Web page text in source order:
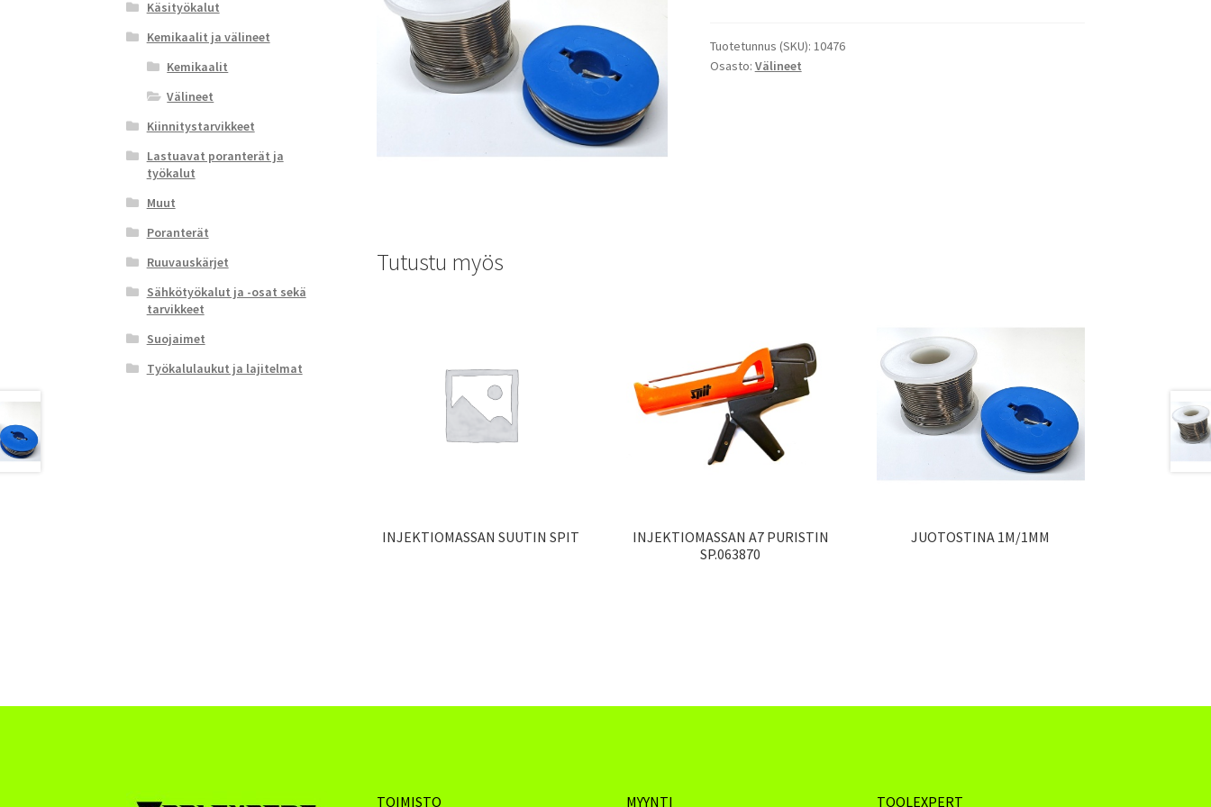
Tuotetunnus (SKU): 10476
Osasto: Välineet
Tutustu myös
INJEKTIOMASSAN SUUTIN SPIT
INJEKTIOMASSAN A7 PURISTIN
SP.063870
JUOTOSTINA 1M/1MM
Käsityökalut
Kemikaalit ja välineet
Kemikaalit
Välineet
Kiinnitystarvikkeet
Lastuavat poranterät ja
työkalut
Muut
Poranterät
Ruuvauskärjet
Sähkötyökalut ja -osat sekä
tarvikkeet
Suojaimet
Työkalulaukut ja lajitelmat
TOIMISTO MYYNTI TOOLEXPERT